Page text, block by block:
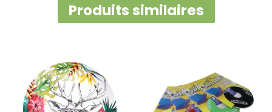
Produits similaires